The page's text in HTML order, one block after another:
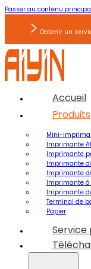
Passer au contenu
Obtenir un
Accueil
Produits
Mini-
Imprimante
Imprimante
Imprimante
Imprimante
Imprimante
Imprimante
Terminal de
Papier
Service